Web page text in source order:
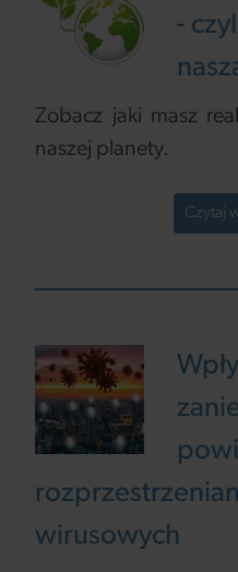
-
Zobacz jaki masz
naszej planety.
Czytaj
wirusowych